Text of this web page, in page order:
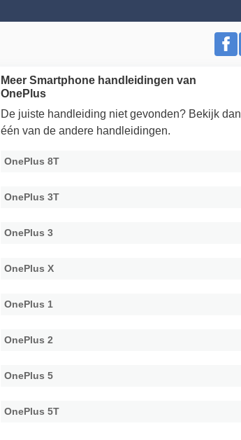
Meer Smartphone handleidingen van
OnePlus
De juiste handleiding niet gevonden? Bekijk dan
één van de andere handleidingen.
OnePlus 8T
OnePlus 3T
OnePlus 3
OnePlus X
OnePlus 1
OnePlus 2
OnePlus 5
OnePlus 5T